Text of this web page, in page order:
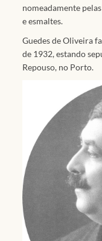
nomeadamente
e esmaltes.
Guedes de Oliveira
de 1932, estando
Repouso, no Porto.